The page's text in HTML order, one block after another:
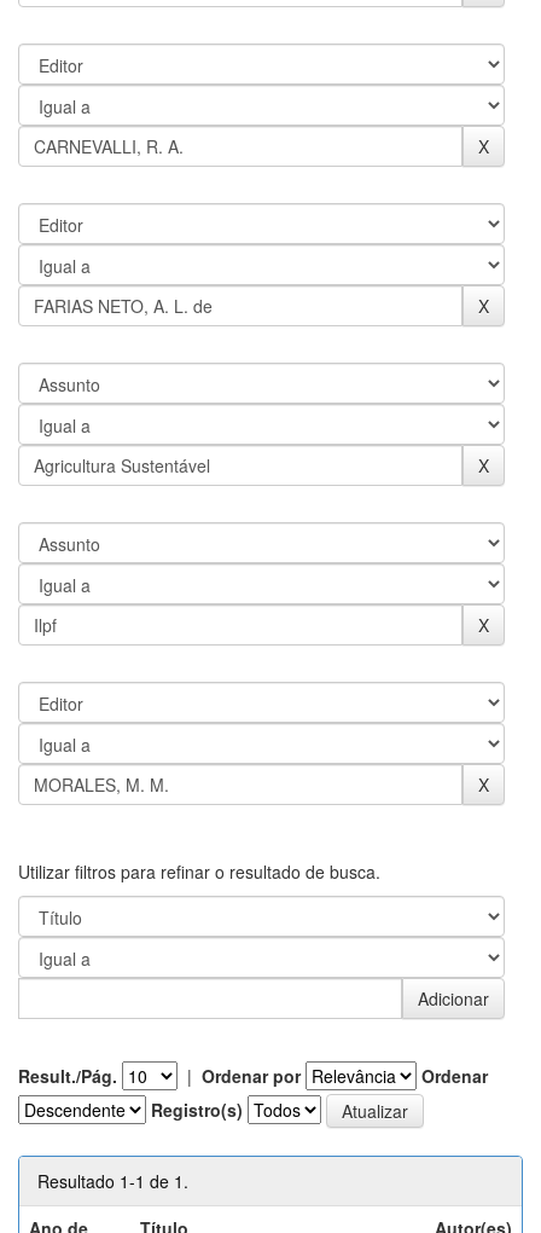
Utilizar filtros para refinar o resultado de busca.
Result./Pág. | Ordenar por
Ordenar
Registro(s)
Resultado 1-1 de 1.
Ano de
Título Autor(es)